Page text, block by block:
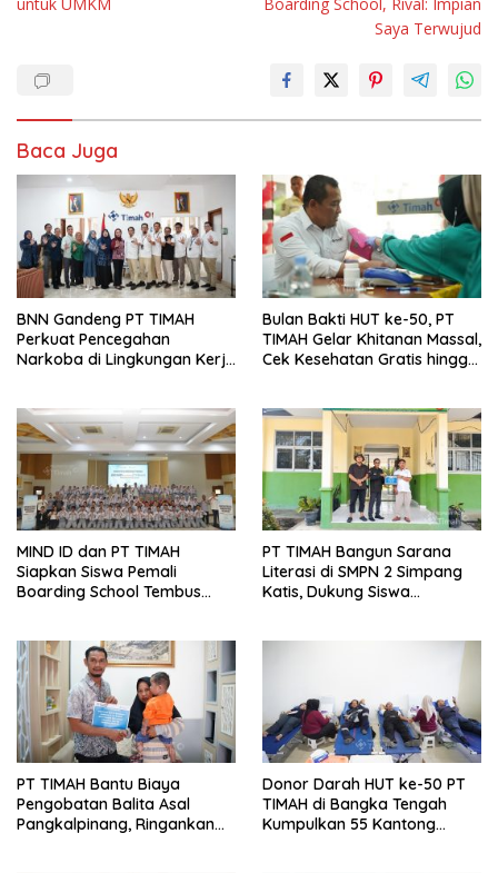
untuk UMKM
Boarding School, Rival: Impian
Saya Terwujud
Baca Juga
BNN Gandeng PT TIMAH
Perkuat Pencegahan
Narkoba di Lingkungan Kerja
Bulan Bakti HUT ke-50, PT
TIMAH Gelar Khitanan Massal,
Cek Kesehatan Gratis hingga
MIND ID dan PT TIMAH
Siapkan Siswa Pemali
Boarding School Tembus
PT TIMAH Bangun Sarana
Literasi di SMPN 2 Simpang
Katis, Dukung Siswa
PT TIMAH Bantu Biaya
Pengobatan Balita Asal
Pangkalpinang, Ringankan
Donor Darah HUT ke-50 PT
TIMAH di Bangka Tengah
Kumpulkan 55 Kantong